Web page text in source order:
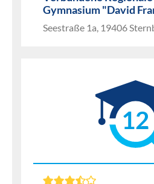
Gymnasium "David
Seestraße 1a, 19406
12